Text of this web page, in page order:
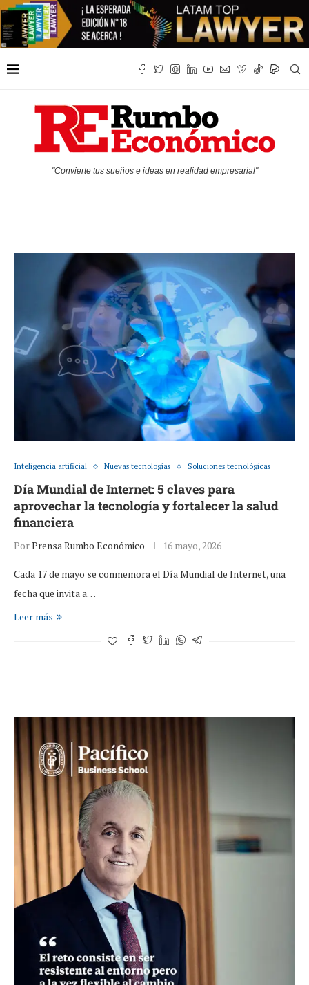
"Convierte tus sueños e ideas en realidad empresarial"
Inteligencia artificial Nuevas tecnologías Soluciones tecnológicas
Día Mundial de Internet: 5 claves para
aprovechar la tecnología y fortalecer la salud
financiera
PorPrensa Rumbo Económico 16 mayo, 2026
Cada 17 de mayo se conmemora el Día Mundial de Internet, una
fecha que invita a…
Leer más